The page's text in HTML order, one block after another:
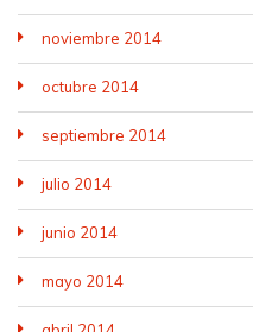
noviembre 2014
octubre 2014
septiembre 2014
julio 2014
junio 2014
mayo 2014